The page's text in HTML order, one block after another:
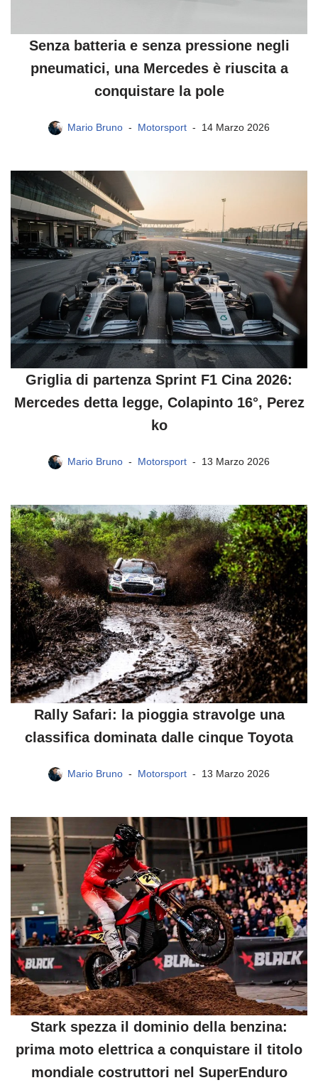
Senza batteria e senza pressione negli
pneumatici, una Mercedes è riuscita a
conquistare la pole
Mario Bruno Motorsport 14 Marzo 2026
Griglia di partenza Sprint F1 Cina 2026:
Mercedes detta legge, Colapinto 16°, Perez
ko
Mario Bruno Motorsport 13 Marzo 2026
Rally Safari: la pioggia stravolge una
classifica dominata dalle cinque Toyota
Mario Bruno Motorsport 13 Marzo 2026
Stark spezza il dominio della benzina:
prima moto elettrica a conquistare il titolo
mondiale costruttori nel SuperEnduro